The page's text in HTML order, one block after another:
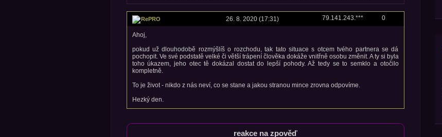
RePRO 26. 8. 2020 (17:31) 79.141.243.*** 0
Ahoj,
pokud už dlouhodobě rozmýšlíš o rozchodu, tak tato situace s otcem tvého partnera se dá
pochopit. Ve své podstatě velké či větší trápení člověka dokáže vnitřně osobu změnit. A ty si byla
toho úkazem, jeho otec tě dokázal dostat do lepší pohody. Až tedy se to semklo a otočilo
kompletně.
To je život - nikdo z nás neví, co se stane a jakou stranou mince zrovna odpovíme.
Hezký den.
reakce na zpověď